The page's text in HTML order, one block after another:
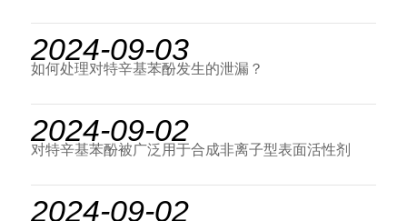
2024-09-03
如何处理对特辛基苯酚发生的泄漏？
2024-09-02
对特辛基苯酚被广泛用于合成非离子型表面活性剂
2024-09-02